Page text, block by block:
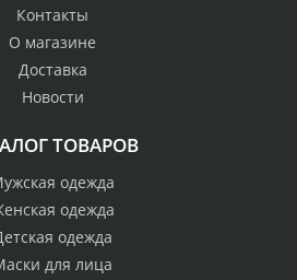
Контакты
О магазине
Доставка
Новости
ТОВАРОВ
одежда
одежда
одежда
для лица